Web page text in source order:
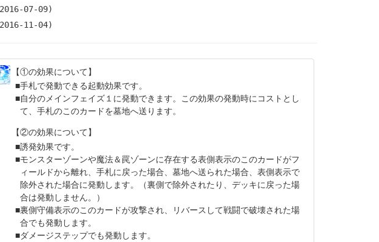
07-09)
11-04)
【①の効果について】
手札で発動できる起動効果です。
自分のメインフェイズ１に発動できます。この効果の発動時にコストとし
て、手札のこのカードを墓地へ送ります。
【②の効果について】
誘発効果です。
モンスターゾーンや魔法＆罠ゾーンに存在する表側表示のこのカードがフ
ィールドから離れ、手札に戻った場合、墓地へ送られた場合、表側表示で
除外された場合に発動します。（裏側で除外されたり、デッキに戻った場
合は発動しません。）
裏側守備表示のこのカードが攻撃され、リバースして戦闘で破壊された場
合でも発動します。
ダメージステップでも発動します。